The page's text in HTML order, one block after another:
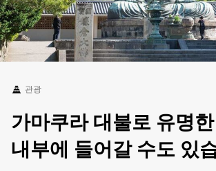
관광
가마쿠라 대불로 유명
내부에 들어갈 수도 있